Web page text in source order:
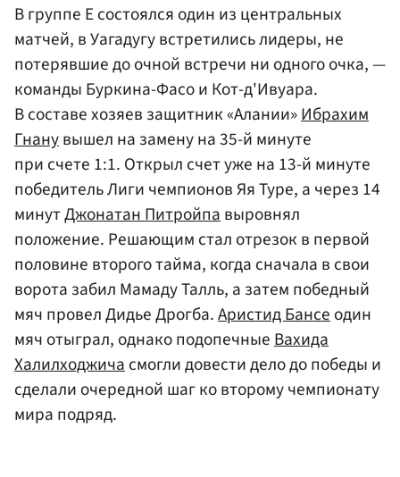
В группе Е состоялся один из центральных
матчей, в Уагадугу встретились лидеры, не
потерявшие до очной встречи ни одного очка, —
команды Буркина-Фасо и Кот-д'Ивуара.
В составе хозяев защитник «Алании»Ибрахим
Гнанувышел на замену на 35-й минуте
при счете 1:1. Открыл счет уже на 13-й минуте
победитель Лиги чемпионов Яя Туре, а через 14
минутДжонатан Питройпавыровнял
положение. Решающим стал отрезок в первой
половине второго тайма, когда сначала в свои
ворота забил Мамаду Талль, а затем победный
мяч провел Дидье Дрогба.Аристид Бансеодин
мяч отыграл, однако подопечныеВахида
Халилходжичасмогли довести дело до победы и
сделали очередной шаг ко второму чемпионату
мира подряд.